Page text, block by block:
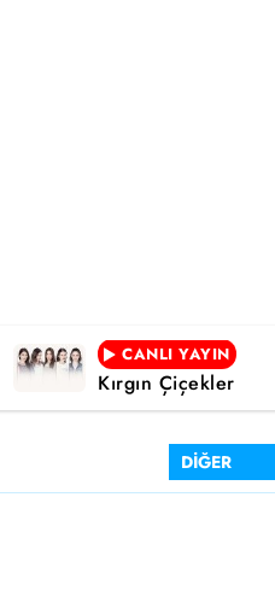
CANLI YAYIN
Kırgın Çiçekler